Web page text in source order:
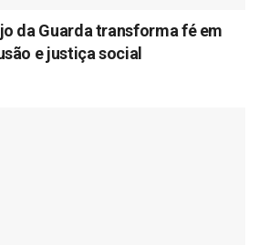
da Guarda transforma fé em
e justiça social